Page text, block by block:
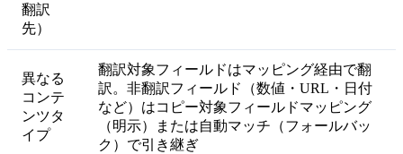
翻訳
先）
異なる
コンテ
ンツタ
イプ
翻訳対象フィールドはマッピング経由で翻
訳。非翻訳フィールド（数値・URL・日付
など）はコピー対象フィールドマッピング
（明示）または自動マッチ（フォールバッ
ク）で引き継ぎ